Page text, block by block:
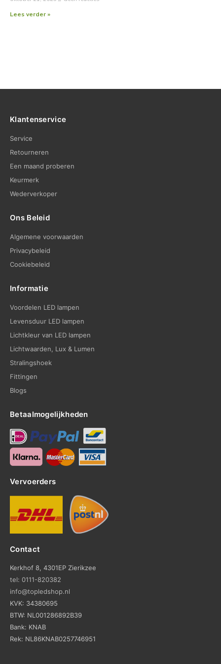
Lees verder »
Klantenservice
Service
Retourneren
Een maand proberen
Keurmerk
Wederverkoper
Ons Beleid
Algemene voorwaarden
Privacybeleid
Cookiebeleid
Informatie
Voordelen LED lampen
Levensduur LED lampen
Lichtkleur van LED lampen
Lichtwaarden, Lux & Lumen
Stralingshoek
Fittingen
Blogs
Betaalmogelijkheden
Vervoerders
Contact
Kerkhof 8, 4301EP Zierikzee
tel: 0111-820382
info@topledshop.nl
KVK: 34380695
BTW: NL001286892B39
Bank: KNAB
Rek: NL86KNAB0257746951